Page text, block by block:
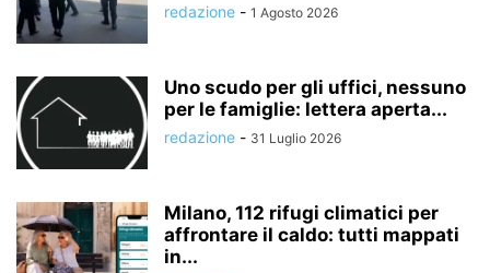
redazione - 1 Agosto 2026
Uno scudo per gli uffici, nessuno
per le famiglie: lettera aperta...
redazione - 31 Luglio 2026
Milano, 112 rifugi climatici per
affrontare il caldo: tutti mappati
in...